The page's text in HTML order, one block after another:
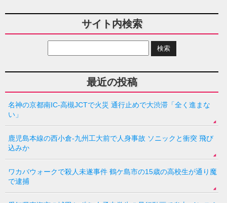
サイト内検索
最近の投稿
名神の京都南IC-高槻JCTで火災 通行止めで大渋滞「全く進まな
い」
鹿児島本線の西小倉-九州工大前で人身事故 ソニックと衝突 飛び
込みか
ワカバウォークで殺人未遂事件 鶴ケ島市の15歳の高校生が通り魔
で逮捕